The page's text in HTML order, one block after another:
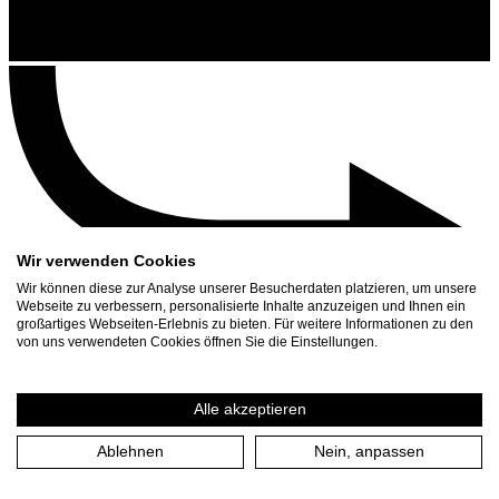
Kontakt
Presse Download
Wir verwenden Cookies
Wir können diese zur Analyse unserer Besucherdaten platzieren, um unsere
Webseite zu verbessern, personalisierte Inhalte anzuzeigen und Ihnen ein
großartiges Webseiten-Erlebnis zu bieten. Für weitere Informationen zu den
von uns verwendeten Cookies öffnen Sie die Einstellungen.
Alle akzeptieren
Ablehnen Nein, anpassen